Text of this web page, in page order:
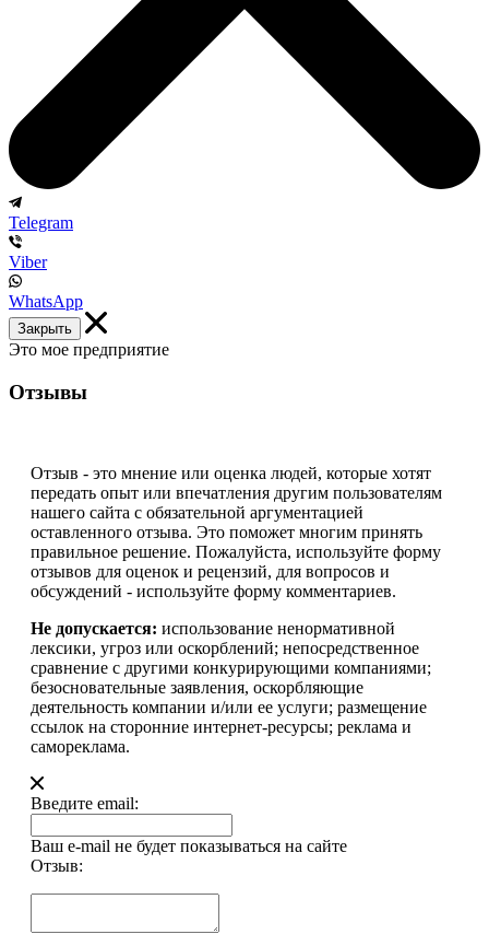
Telegram
Viber
WhatsApp
Закрыть
Это мое предприятие
Отзывы
Отзыв - это мнение или оценка людей, которые хотят
передать опыт или впечатления другим пользователям
нашего сайта с обязательной аргументацией
оставленного отзыва. Это поможет многим принять
правильное решение. Пожалуйста, используйте форму
отзывов для оценок и рецензий, для вопросов и
обсуждений - используйте форму комментариев.
Не допускается: использование ненормативной
лексики, угроз или оскорблений; непосредственное
сравнение с другими конкурирующими компаниями;
безосновательные заявления, оскорбляющие
деятельность компании и/или ее услуги; размещение
ссылок на сторонние интернет-ресурсы; реклама и
самореклама.
Введите email:
Ваш e-mail не будет показываться на сайте
Отзыв: